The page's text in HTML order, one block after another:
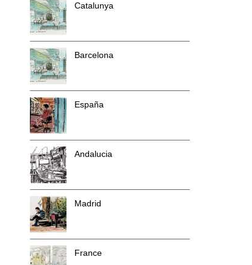
Catalunya
Barcelona
España
Andalucia
Madrid
France